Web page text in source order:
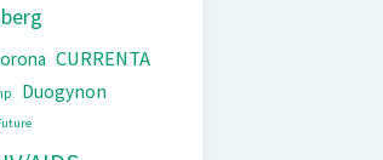
CURRENTA
Duogynon